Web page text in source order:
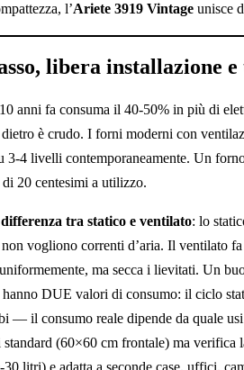
l’Ariete 3919 Vintage unisce
libera installazione
anni fa consuma il 40-50% in più di
è crudo. I forni moderni con
3-4 livelli contemporaneamente. Un
20 centesimi a utilizzo.
differenza tra statico e ventilato: lo
vogliono correnti d’aria. Il ventilato
ma secca i lievitati. Un
DUE valori di consumo: il ciclo
— il consumo reale dipende da quale
standard (60×60 cm frontale) ma
litri) e adatta a seconde case, uffici,